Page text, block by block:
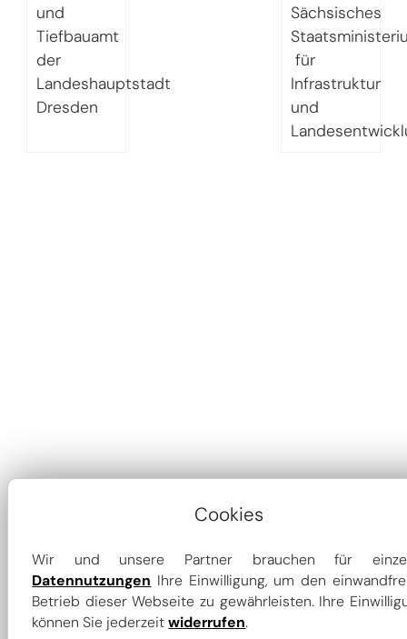
und
Tiefbauamt
der
Landeshauptstadt
Dresden
Sächsisches
für
Infrastruktur
und
Cookies
Wir und unsere Partner brauchen für
Datennutzungen Ihre Einwilligung, um den
Betrieb dieser Webseite zu gewährleisten. Ihre
können Sie jederzeitwiderrufen.